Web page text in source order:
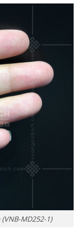
MD252-1)